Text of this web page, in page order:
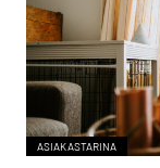
ASIAKASTARINA